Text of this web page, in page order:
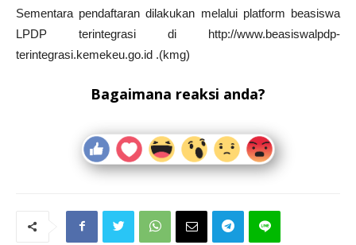
Sementara pendaftaran dilakukan melalui platform beasiswa
LPDP terintegrasi di http://www.beasiswalpdp-
terintegrasi.kemekeu.go.id .(kmg)
Bagaimana reaksi anda?